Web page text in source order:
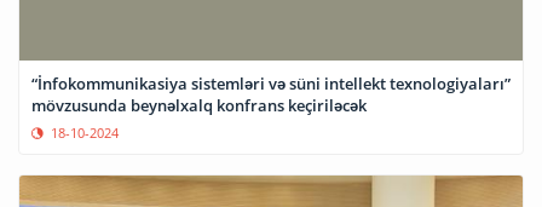
“İnfokommunikasiya sistemləri və süni intellekt texnologiyaları”
mövzusunda beynəlxalq konfrans keçiriləcək
18-10-2024